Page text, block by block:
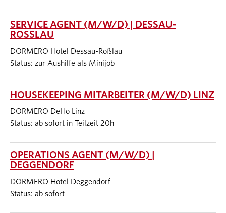
SERVICE AGENT (M/W/D) | DESSAU-
ROSSLAU
DORMERO Hotel Dessau-Roßlau
Status: zur Aushilfe als Minijob
HOUSEKEEPING MITARBEITER (M/W/D) LINZ
DORMERO DeHo Linz
Status: ab sofort in Teilzeit 20h
OPERATIONS AGENT (M/W/D) |
DEGGENDORF
DORMERO Hotel Deggendorf
Status: ab sofort